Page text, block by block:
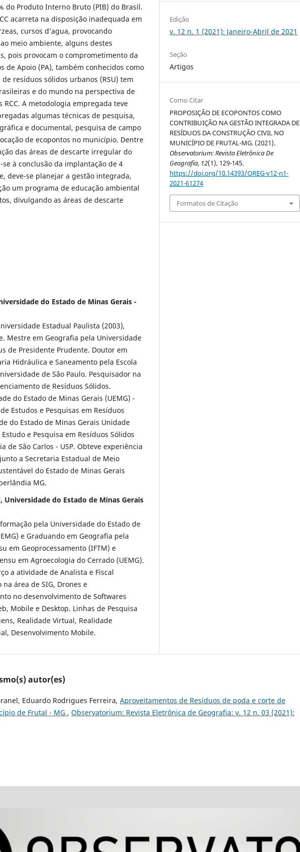
do Produto Interno Bruto (PIB) do Brasil.
acarreta na disposição inadequada em
cursos d’agua, provocando
meio ambiente, alguns destes
pois provocam o comprometimento da
de Apoio (PA), também conhecidos como
resíduos sólidos urbanos (RSU) tem
e do mundo na perspectiva de
A metodologia empregada teve
algumas técnicas de pesquisa,
e documental, pesquisa de campo
de ecopontos no município. Dentre
das áreas de descarte irregular do
à conclusão da implantação de 4
deve-se planejar a gestão integrada,
um programa de educação ambiental
divulgando as áreas de descarte
do Estado de Minas Gerais -
Estadual Paulista (2003),
Mestre em Geografia pela Universidade
de Presidente Prudente. Doutor em
Hidráulica e Saneamento pela Escola
de São Paulo. Pesquisador na
de Resíduos Sólidos.
do Estado de Minas Gerais (UEMG) -
Estudos e Pesquisas em Resíduos
do Estado de Minas Gerais Unidade
e Pesquisa em Resíduos Sólidos
de São Carlos - USP. Obteve experiência
a Secretaria Estadual de Meio
do Estado de Minas Gerais
MG.
Universidade do Estado de Minas Gerais
pela Universidade do Estado de
e Graduando em Geografia pela
em Geoprocessamento (IFTM) e
em Agroecologia do Cerrado (UEMG).
a atividade de Analista e Fiscal
área de SIG, Drones e
no desenvolvimento de Softwares
Mobile e Desktop. Linhas de Pesquisa
Realidade Virtual, Realidade
Desenvolvimento Mobile.
Edição
v. 12 n. 1 (2021): Janeiro-Abril de 2021
Seção
Artigos
Como Citar
PROPOSIÇÃO DE ECOPONTOS COMO
CONTRIBUIÇÃO NA GESTÃO INTEGRADA DE
RESÍDUOS DA CONSTRUÇÃO CIVIL NO
MUNICÍPIO DE FRUTAL-MG. (2021).
Observatorium: Revista Eletrônica De
Geografia, 12(1), 129-145.
https://doi.org/10.14393/OREG-v12-n1-
2021-61274
Formatos de Citação
autor(es)
Eduardo Rodrigues Ferreira, Aproveitamentos de Resíduos de poda e corte de
de Frutal - MG , Observatorium: Revista Eletrônica de Geografia: v. 12 n. 03 (2021):